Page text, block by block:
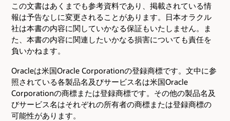
この文書はあくまでも参考資料であり、掲載されている情
報は予告なしに変更されることがあります。日本オラクル
社は本書の内容に関していかなる保証もいたしません。ま
た、本書の内容に関連したいかなる損害についても責任を
負いかねます。
Oracleは米国Oracle Corporationの登録商標です。文中に参
照されている各製品名及びサービス名は米国Oracle
Corporationの商標または登録商標です。その他の製品名及
びサービス名はそれぞれの所有者の商標または登録商標の
可能性があります。